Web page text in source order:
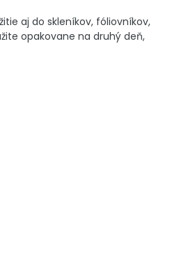
aj do skleníkov, fóliovníkov,
opakovane na druhý deň,